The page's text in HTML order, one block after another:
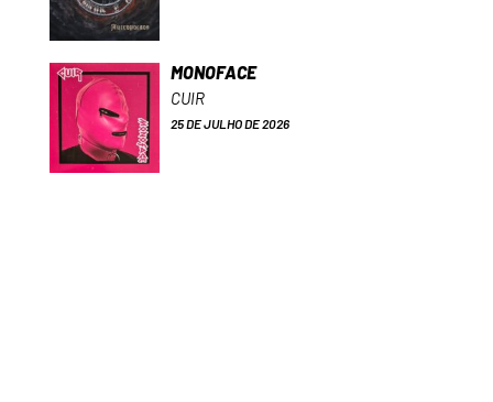
MONOFACE
CUIR
25 DE JULHO DE 2026